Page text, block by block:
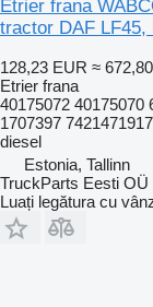
Etrier frana
tractor DAF LF45,
128,23 EUR ≈
Etrier frana
40175072 40175070
1707397
diesel
Estonia, Tallinn
TruckParts Eesti OÜ
Luați legătura cu